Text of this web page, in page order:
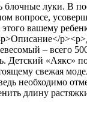
луки. В
вопросе,
вашему
– всего
«Аякс»
свежая
необходимо
длину